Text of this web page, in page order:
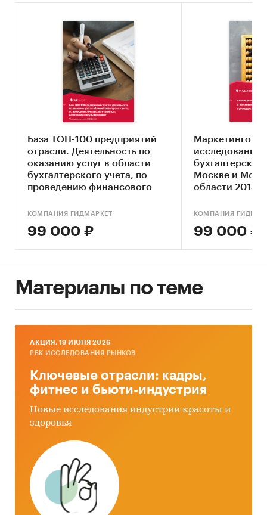
деятельности размещается в базе данных на
Категории: Услуги для бизнеса
Консалтинговые услуги
Бухгалтерские услуги
База ТОП-100 предприятий
отрасли. Деятельность по
оказанию услуг в области
бухгалтерского учета, по
проведению финансового
консультированию
КОМПАНИЯ ГИДМАРКЕТ
99 000 ₽
Маркетинговое
исследование
Москве и
области 2015-
КОМПАНИЯ
99 000 ₽
Материалы по теме
AКЦИЯ, 19 ИЮНЯ 2026
РБК ИССЛЕДОВАНИЯ РЫНКОВ
Ключевые отрасли: кадры,
фитнес и бьюти-индустрия
Новые исследования индустрии красоты и
здоровья